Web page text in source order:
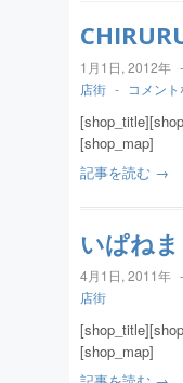
1月1日, 2012年 -
店街 - コメント
[shop_map]
記事を読む →
いぱねま
4月1日, 2011年 -
店街
[shop_map]